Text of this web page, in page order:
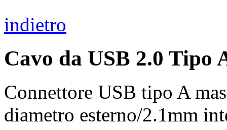
indietro
Cavo da USB 2.0 Tipo
Connettore USB tipo A
diametro esterno/2.1mm